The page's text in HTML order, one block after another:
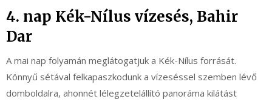
4. nap Kék-Nílus vízesés, Bahir
Dar
A mai nap folyamán meglátogatjuk a Kék-Nílus forrását.
Könnyű sétával felkapaszkodunk a vízeséssel szemben lévő
domboldalra, ahonnét lélegzetelállító panoráma kilátást